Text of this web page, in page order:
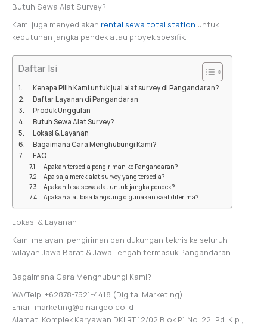
Butuh Sewa Alat Survey?
Kami juga menyediakan rental sewa total station untuk
kebutuhan jangka pendek atau proyek spesifik.
Daftar Isi
Kenapa Pilih Kami untuk jual alat survey di Pangandaran?
Daftar Layanan di Pangandaran
Produk Unggulan
Butuh Sewa Alat Survey?
Lokasi & Layanan
Bagaimana Cara Menghubungi Kami?
FAQ
Apakah tersedia pengiriman ke Pangandaran?
Apa saja merek alat survey yang tersedia?
Apakah bisa sewa alat untuk jangka pendek?
Apakah alat bisa langsung digunakan saat diterima?
Lokasi & Layanan
Kami melayani pengiriman dan dukungan teknis ke seluruh
wilayah Jawa Barat & Jawa Tengah termasuk Pangandaran. .
Bagaimana Cara Menghubungi Kami?
WA/Telp: +62878-7521-4418 (Digital Marketing)
Email: marketing@dinargeo.co.id
Alamat: Komplek Karyawan DKI RT 12/02 Blok P1 No. 22, Pd. Klp.,